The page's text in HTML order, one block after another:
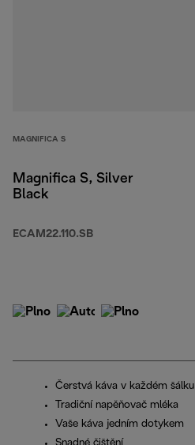
MAGNIFICA S
Magnifica S, Silver
Black
ECAM22.110.SB
Čerstvá káva v každém šálku
Tradiční napěňovač mléka
Vaše káva jedním dotykem